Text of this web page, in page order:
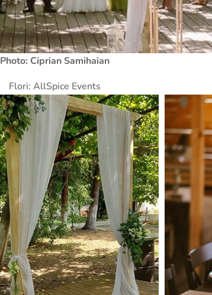
Photo: Ciprian Samihaian
Flori: AllSpice Events